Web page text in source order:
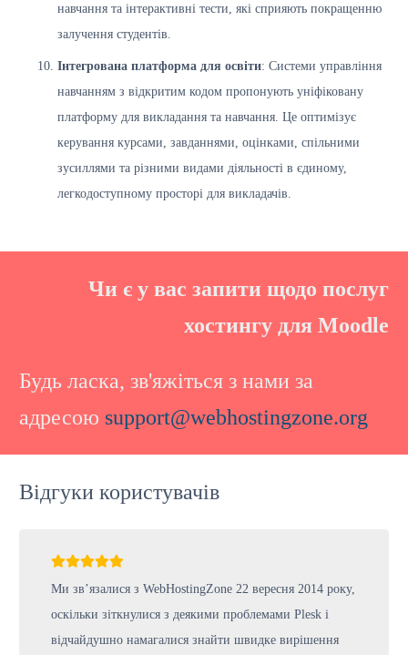
навчання та інтерактивні тести, які сприяють покращенню
залучення студентів.
Інтегрована платформа для освіти: Системи управління
навчанням з відкритим кодом пропонують уніфіковану
платформу для викладання та навчання. Це оптимізує
керування курсами, завданнями, оцінками, спільними
зусиллями та різними видами діяльності в єдиному,
легкодоступному просторі для викладачів.
Чи є у вас запити щодо послуг
хостингу для Moodle
Будь ласка, зв'яжіться з нами за
адресою support@webhostingzone.org
Відгуки користувачів
Ми зв’язалися з WebHostingZone 22 вересня 2014 року,
оскільки зіткнулися з деякими проблемами Plesk і
відчайдушно намагалися знайти швидке вирішення